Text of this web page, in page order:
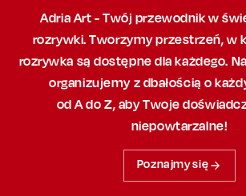
Adria Art - Twój przewodnik w
rozrywki. Tworzymy przestrzeń,w
rozrywka są dostępne dla każdego.
organizujemy z dbałością o
od A do Z, abyTwoje
niepowtarzalne!
Poznajmy się